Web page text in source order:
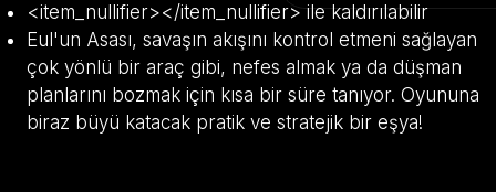
<item_nullifier></item_nullifier> ile kaldırılabilir
Eul'un Asası, savaşın akışını kontrol etmeni sağlayan
çok yönlü bir araç gibi, nefes almak ya da düşman
planlarını bozmak için kısa bir süre tanıyor. Oyununa
biraz büyü katacak pratik ve stratejik bir eşya!